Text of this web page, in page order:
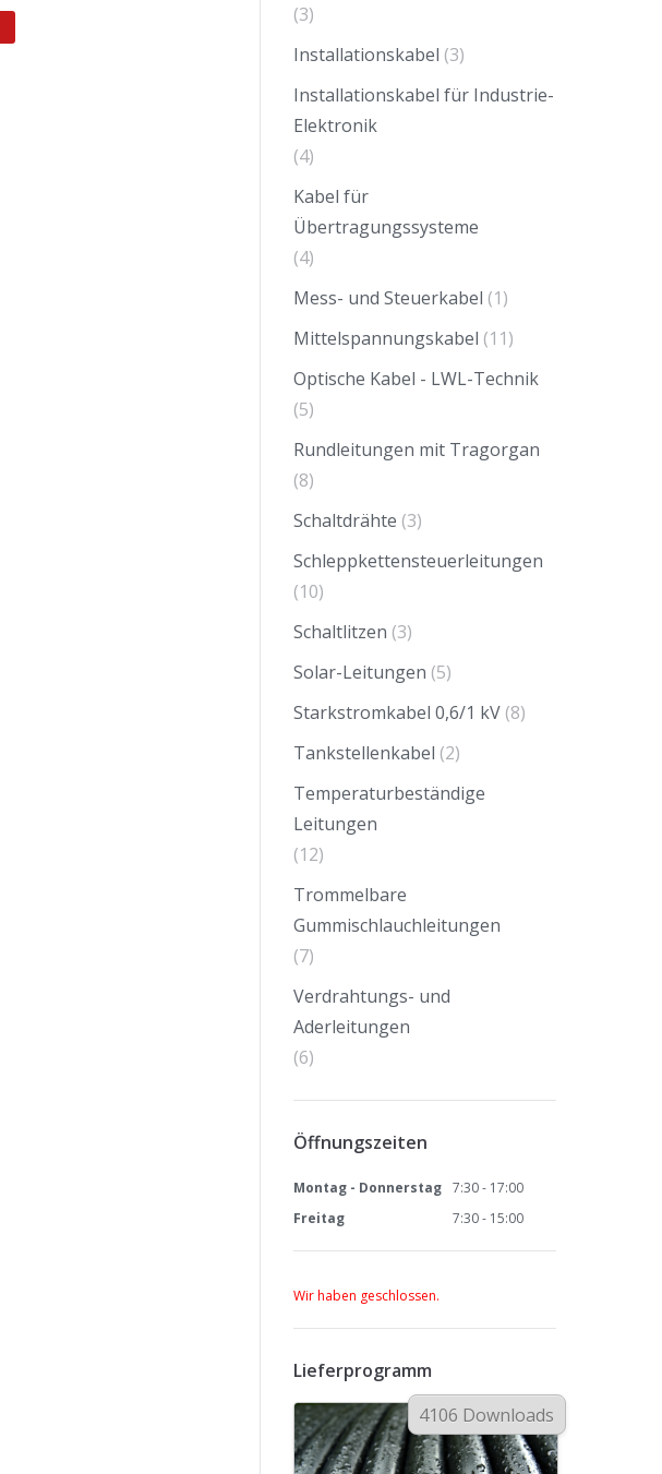
(3)
Installationskabel (3)
Installationskabel für Industrie-
Elektronik
(4)
Kabel für
Übertragungssysteme
(4)
Mess- und Steuerkabel (1)
Mittelspannungskabel (11)
Optische Kabel - LWL-Technik
(5)
Rundleitungen mit Tragorgan
(8)
Schaltdrähte (3)
Schleppkettensteuerleitungen
(10)
Schaltlitzen (3)
Solar-Leitungen (5)
Starkstromkabel 0,6/1 kV (8)
Tankstellenkabel (2)
Temperaturbeständige
Leitungen
(12)
Trommelbare
Gummischlauchleitungen
(7)
Verdrahtungs- und
Aderleitungen
(6)
Öffnungszeiten
Montag - Donnerstag
7:30 - 17:00
Freitag
7:30 - 15:00
Wir haben geschlossen.
Lieferprogramm
4106 Downloads